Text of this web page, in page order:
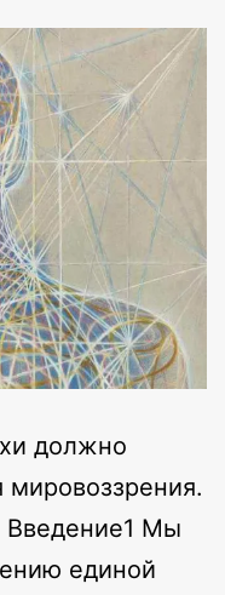
должно
Мы
единой